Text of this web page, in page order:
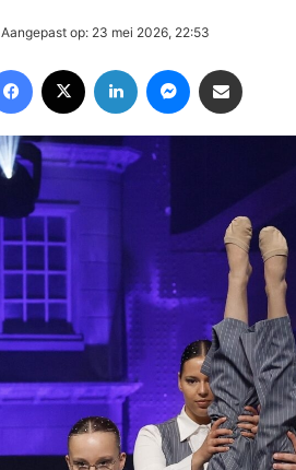
Aangepast op: 23 mei 2026, 22:53